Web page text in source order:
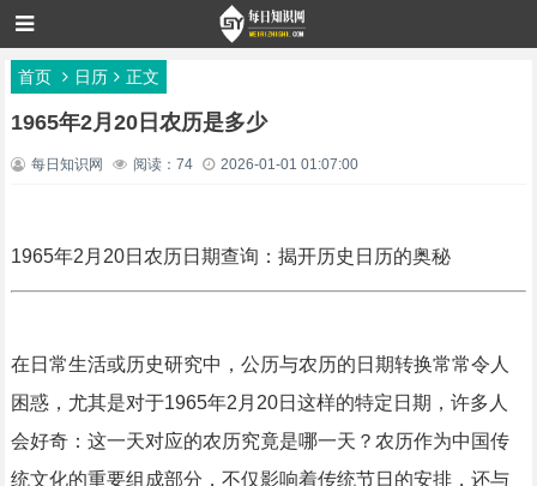
首页 日历 正文
1965年2月20日农历是多少
每日知识网 阅读：74 2026-01-01 01:07:00
1965年2月20日农历日期查询：揭开历史日历的奥秘
在日常生活或历史研究中，公历与农历的日期转换常常令人
困惑，尤其是对于1965年2月20日这样的特定日期，许多人
会好奇：这一天对应的农历究竟是哪一天？农历作为中国传
统文化的重要组成部分，不仅影响着传统节日的安排，还与